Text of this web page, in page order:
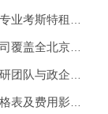
北京租车公司推荐：北京分众租车公司提供专业考斯特租赁服务
北京汽车租赁公司哪家近？北京分众租车公司覆盖全北京，提供就近上门租车服务
北京分众租车公司丰田考斯特租赁服务：调研团队与政企用车选择，合规出行更有保障
在北京租车一天多少钱？北京配司机租车价格表及费用影响因素解析